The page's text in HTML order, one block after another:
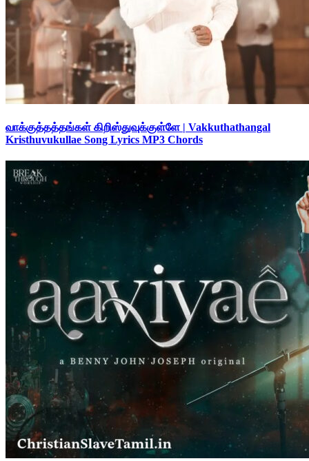
வாக்குத்தத்தங்கள் கிறிஸ்துவுக்குள்ளே | Vakkuthathangal
Kristhuvukullae Song Lyrics MP3 Chords